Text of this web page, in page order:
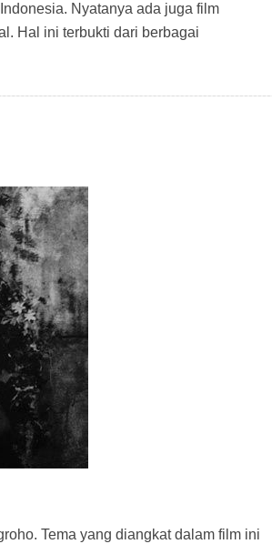
Nyatanya ada juga film
Hal ini terbukti dari berbagai
Tema yang diangkat dalam film ini